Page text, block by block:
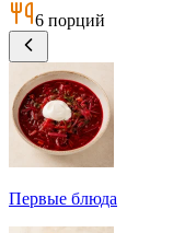
6 порций
Первые блюда